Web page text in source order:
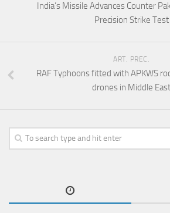
India’s Missile Advances Counter
Precision Strike Test
ART. PREC.
RAF Typhoons fitted with APKWS
drones in Middle East